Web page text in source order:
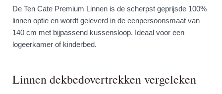
De Ten Cate Premium Linnen is de scherpst geprijsde 100%
linnen optie en wordt geleverd in de eenpersoonsmaat van
140 cm met bijpassend kussensloop. Ideaal voor een
logeerkamer of kinderbed.
Linnen dekbedovertrekken vergeleken